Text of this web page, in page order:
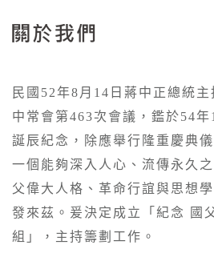
關於我們
民國52年8月14日蔣中正總統
中常會第463次會議，鑑於54
誕辰紀念，除應舉行隆重慶典
一個能夠深入人心、流傳永久
父偉大人格、革命行誼與思想
發來茲。爰決定成立「紀念 國
組」，主持籌劃工作。